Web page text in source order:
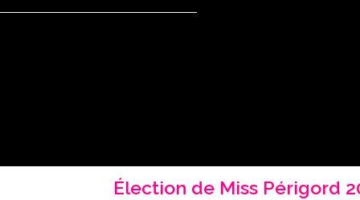
Élection de Miss Périgord